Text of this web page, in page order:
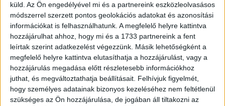
küld. Az Ön engedélyével mi és a partnereink eszközleolvasásos
módszerrel szerzett pontos geolokációs adatokat és azonosítási
információkat is felhasználhatunk. A megfelelő helyre kattintva
hozzájárulhat ahhoz, hogy mi és a 1733 partnereink a fent
leírtak szerint adatkezelést végezzünk. Másik lehetőségként a
megfelelő helyre kattintva elutasíthatja a hozzájárulást, vagy a
hozzájárulás megadása előtt részletesebb információkhoz
juthat, és megváltoztathatja beállításait. Felhívjuk figyelmét,
hogy személyes adatainak bizonyos kezeléséhez nem feltétlenül
szükséges az Ön hozzájárulása, de jogában áll tiltakozni az
Történelmi magyar sikerrel zárult az EHF Európa Liga selejtezője,
hiszen a kiemelt DVSC SCHAEFFLER mellett bejutott a selejtezőből
mindhárom magyar csapat, a Praktiker-Vác, a Siófok és a
Motherson-Mosonmagyaróvár is. Mivel az azonos nemzetbeli
együttesek nem kerülhetnek egy négyesbe a csoportkörben így a
várható ellenfelek körét is szűkíteni tudjuk.